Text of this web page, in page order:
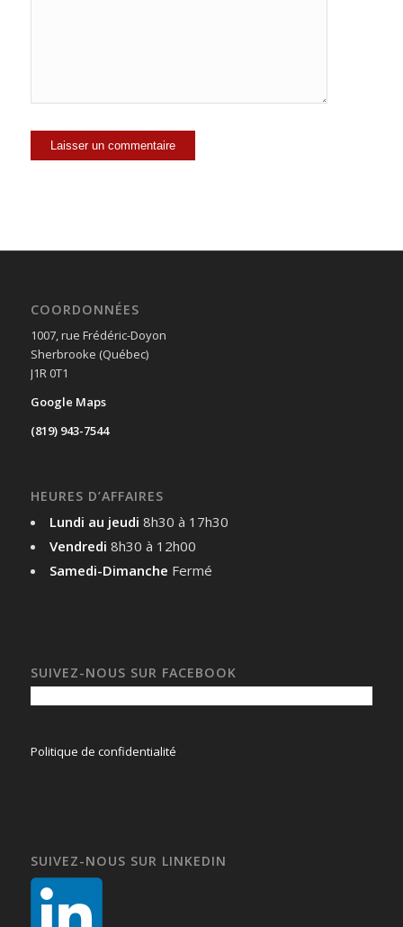
COORDONNÉES
1007, rue Frédéric-Doyon
Sherbrooke (Québec)
J1R 0T1
Google Maps
(819) 943-7544
HEURES D’AFFAIRES
Lundi au jeudi 8h30 à 17h30
Vendredi 8h30 à 12h00
Samedi-Dimanche Fermé
SUIVEZ-NOUS SUR FACEBOOK
Politique de confidentialité
SUIVEZ-NOUS SUR LINKEDIN